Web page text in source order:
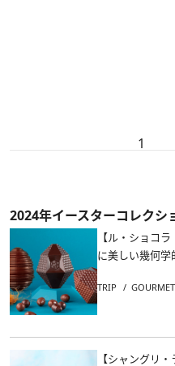
1
2024年イースターコレクシ
【ル・ショコ
に美しい幾何学
TRIP GOURMET
【シャングリ